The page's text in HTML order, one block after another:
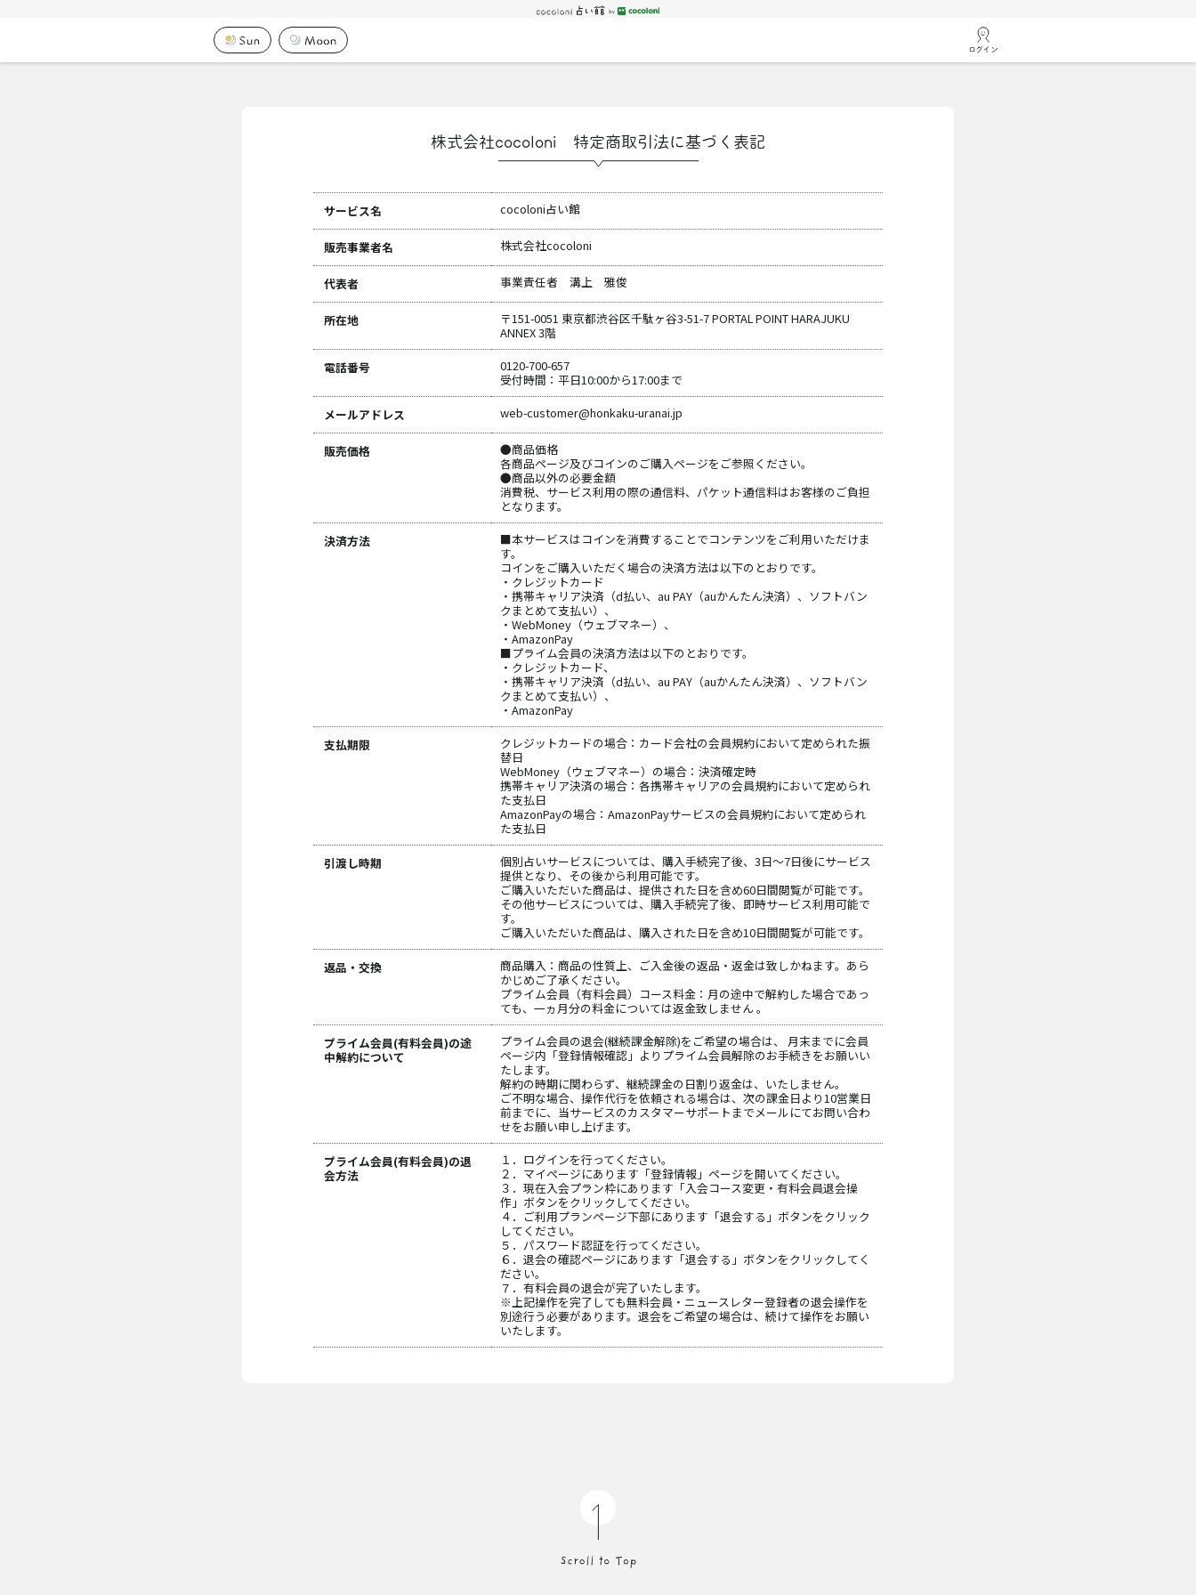
ログイン
株式会社cocoloni 特定商取引法に基づく表記
サービス名 cocoloni占い館
販売事業者名 株式会社cocoloni
代表者 事業責任者 溝上 雅俊
所在地
〒151-0051 東京都渋谷区千駄ヶ谷3-51-7 PORTAL POINT HARAJUKU
ANNEX 3階
電話番号
0120-700-657
受付時間：平日10:00から17:00まで
メールアドレス web-customer@honkaku-uranai.jp
販売価格
●商品価格
各商品ページ及びコインのご購入ページをご参照ください。
●商品以外の必要金額
消費税、サービス利用の際の通信料、パケット通信料はお客様のご負担
となります。
決済方法
■本サービスはコインを消費することでコンテンツをご利用いただけま
す。
コインをご購入いただく場合の決済方法は以下のとおりです。
・クレジットカード
・携帯キャリア決済（d払い、au PAY（auかんたん決済）、ソフトバン
クまとめて支払い）、
・WebMoney（ウェブマネー）、
・AmazonPay
■プライム会員の決済方法は以下のとおりです。
・クレジットカード、
・携帯キャリア決済（d払い、au PAY（auかんたん決済）、ソフトバン
クまとめて支払い）、
・AmazonPay
支払期限
クレジットカードの場合：カード会社の会員規約において定められた振
替日
WebMoney（ウェブマネー）の場合：決済確定時
携帯キャリア決済の場合：各携帯キャリアの会員規約において定められ
た支払日
AmazonPayの場合：AmazonPayサービスの会員規約において定められ
た支払日
引渡し時期
個別占いサービスについては、購入手続完了後、3日～7日後にサービス
提供となり、その後から利用可能です。
ご購入いただいた商品は、提供された日を含め60日間閲覧が可能です。
その他サービスについては、購入手続完了後、即時サービス利用可能で
す。
ご購入いただいた商品は、購入された日を含め10日間閲覧が可能です。
返品・交換
商品購入：商品の性質上、ご入金後の返品・返金は致しかねます。あら
かじめご了承ください。
プライム会員（有料会員）コース料金：月の途中で解約した場合であっ
ても、一ヵ月分の料金については返金致しません 。
プライム会員(有料会員)の途
中解約について
プライム会員の退会(継続課金解除)をご希望の場合は、 月末までに会員
ページ内「登録情報確認」よりプライム会員解除のお手続きをお願いい
たします。
解約の時期に関わらず、継続課金の日割り返金は、いたしません。
ご不明な場合、操作代行を依頼される場合は、次の課金日より10営業日
前までに、当サービスのカスタマーサポートまでメールにてお問い合わ
せをお願い申し上げます。
プライム会員(有料会員)の退
会方法
１．ログインを行ってください。
２．マイページにあります「登録情報」ページを開いてください。
３．現在入会プラン枠にあります「入会コース変更・有料会員退会操
作」ボタンをクリックしてください。
４．ご利用プランページ下部にあります「退会する」ボタンをクリック
してください。
５．パスワード認証を行ってください。
６．退会の確認ページにあります「退会する」ボタンをクリックしてく
ださい。
７．有料会員の退会が完了いたします。
※上記操作を完了しても無料会員・ニュースレター登録者の退会操作を
別途行う必要があります。退会をご希望の場合は、続けて操作をお願い
いたします。